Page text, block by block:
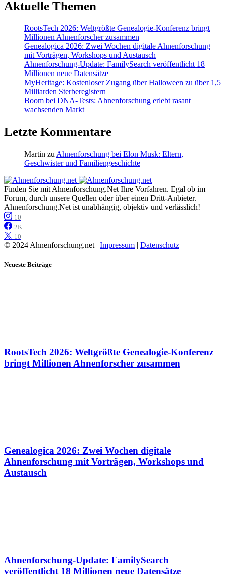
Aktuelle Themen
RootsTech 2026: Weltgrößte Genealogie-Konferenz bringt
Millionen Ahnenforscher zusammen
Genealogica 2026: Zwei Wochen digitale Ahnenforschung
mit Vorträgen, Workshops und Austausch
Ahnenforschung-Update: FamilySearch veröffentlicht 18
Millionen neue Datensätze
MyHeritage: Kostenloser Zugang über Halloween zu über 1,5
Milliarden Sterberegistern
Boom bei DNA-Tests: Ahnenforschung erlebt rasant
wachsenden Markt
Letzte Kommentare
Martin zu Ahnenforschung bei Elon Musk: Eltern,
Geschwister und Familiengeschichte
Finden Sie mit Ahnenforschung.Net Ihre Vorfahren. Egal ob im
Forum, durch unsere Quellen oder über einen Dritt-Anbieter.
Ahnenforschung.Net ist unabhängig, objektiv und verlässlich!
10
2K
10
© 2024 Ahnenforschung.net | Impressum | Datenschutz
Neueste Beiträge
RootsTech 2026: Weltgrößte Genealogie-Konferenz
bringt Millionen Ahnenforscher zusammen
Genealogica 2026: Zwei Wochen digitale
Ahnenforschung mit Vorträgen, Workshops und
Austausch
Ahnenforschung-Update: FamilySearch
veröffentlicht 18 Millionen neue Datensätze